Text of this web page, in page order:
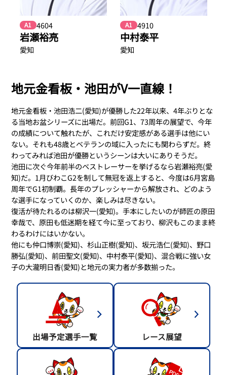
A1 4604
岩瀬裕亮
愛知
A1 4910
中村泰平
愛知
地元金看板・池田がV一直線！
地元金看板・池田浩二(愛知)が優勝した22年以来、4年ぶりとな
る当地お盆シリーズに出場だ。前回G1、73周年の展望で、今年
の成績について触れたが、これだけ安定感がある選手は他にい
ない。それも48歳とベテランの域に入ったにも関わらずだ。終
わってみれば池田が優勝というシーンは大いにありそうだ。
池田に次ぐ今年前半のベストレーサーを挙げるなら岩瀬裕亮(愛
知)だ。1月びわこG2を制して無冠を返上すると、今度は6月宮島
周年でG1初制覇。長年のプレッシャーから解放され、どのよう
な選手になっていくのか、楽しみは尽きない。
復活が待たれるのは柳沢一(愛知)。手本にしたいのが師匠の原田
幸哉で、原田も低迷期を経て今に至っており、柳沢もこのまま終
わるわけにはいかない。
他にも仲口博崇(愛知)、杉山正樹(愛知)、坂元浩仁(愛知)、野口
勝弘(愛知)、前田聖文(愛知)、中村泰平(愛知)、混合戦に強い女
子の大瀧明日香(愛知)と地元の実力者が多数揃った。
出場予定選手一覧 レース展望